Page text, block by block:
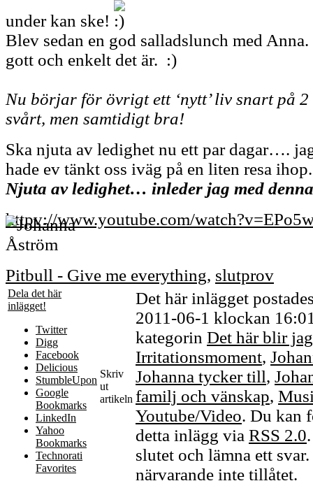
under kan ske!
Blev sedan en god salladslunch med
gott och enkelt det är. :)
Nu börjar för övrigt ett ‘nytt’ liv snart på
svårt, men samtidigt bra!
Ska njuta av ledighet nu ett par dagar….
hade ev tänkt oss iväg på en liten resa
Njuta av ledighet… inleder jag med
httpv://www.youtube.com/
Pitbull - Give me everything, slutprov
Dela det här
inlägget!
Twitter
Digg
Facebook
Delicious
StumbleUpon
Google
Bookmarks
LinkedIn
Yahoo
Bookmarks
Technorati
Favorites
Skriv
ut
artikeln
Det här inlägget
2011-06-1 klockan
kategorin Det här blir
Irritationsmoment,
Johanna tycker till,
familj och vänskap,
Youtube/Video. Du kan
detta inlägg via RSS 2.0
slutet och lämna ett
närvarande inte tillåtet.